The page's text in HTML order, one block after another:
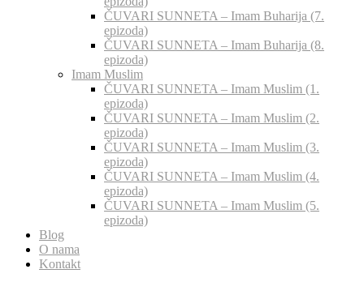
ČUVARI SUNNETA – Imam Buharija (7.
epizoda)
ČUVARI SUNNETA – Imam Buharija (8.
epizoda)
Imam Muslim
ČUVARI SUNNETA – Imam Muslim (1.
epizoda)
ČUVARI SUNNETA – Imam Muslim (2.
epizoda)
ČUVARI SUNNETA – Imam Muslim (3.
epizoda)
ČUVARI SUNNETA – Imam Muslim (4.
epizoda)
ČUVARI SUNNETA – Imam Muslim (5.
epizoda)
Blog
O nama
Kontakt